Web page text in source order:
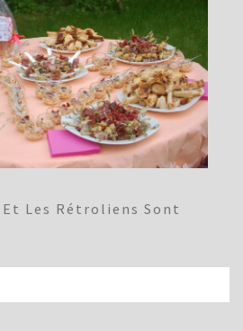
Les Rétroliens Sont